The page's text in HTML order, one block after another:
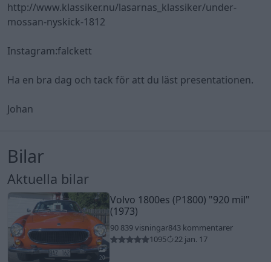
http://www.klassiker.nu/lasarnas_klassiker/under-
mossan-nyskick-1812
Instagram:falckett
Ha en bra dag och tack för att du läst presentationen.
Johan
Bilar
Aktuella bilar
20
Volvo 1800es (P1800) "920 mil"
(1973)
90 839 visningar843 kommentarer
1095
22 jan. 17